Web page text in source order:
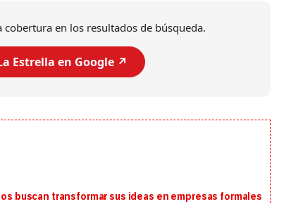
cobertura en los resultados de búsqueda.
Estrella en Google ↗️
buscan transformar sus ideas en empresas formales